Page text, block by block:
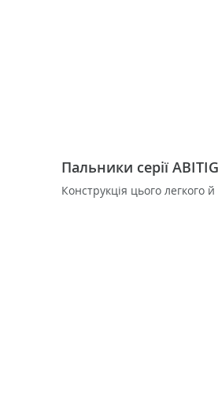
Пальники серії ABITIG
Конструкція цього